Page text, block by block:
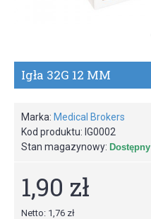
Igła 32G 12 MM
Marka: Medical Brokers
Kod produktu: IG0002
Stan magazynowy: Dostępny
1,90 zł
Netto: 1,76 zł